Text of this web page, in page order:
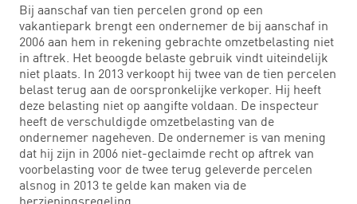
Bij aanschaf van tien percelen grond op een
vakantiepark brengt een ondernemer de bij aanschaf in
2006 aan hem in rekening gebrachte omzetbelasting niet
in aftrek. Het beoogde belaste gebruik vindt uiteindelijk
niet plaats. In 2013 verkoopt hij twee van de tien percelen
belast terug aan de oorspronkelijke verkoper. Hij heeft
deze belasting niet op aangifte voldaan. De inspecteur
heeft de verschuldigde omzetbelasting van de
ondernemer nageheven. De ondernemer is van mening
dat hij zijn in 2006 niet-geclaimde recht op aftrek van
voorbelasting voor de twee terug geleverde percelen
alsnog in 2013 te gelde kan maken via de
herzieningsregeling.